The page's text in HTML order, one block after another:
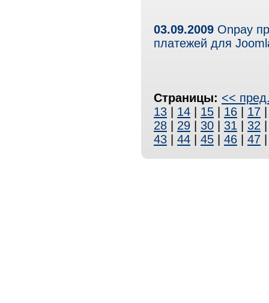
03.09.2009 Onpay
платежей для
Страницы: <<
13
14 15 16 17
28
29 30 31 32
43
44 45 46 47